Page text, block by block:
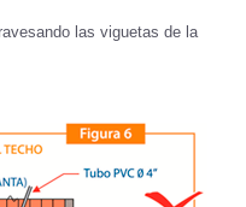
las viguetas de la